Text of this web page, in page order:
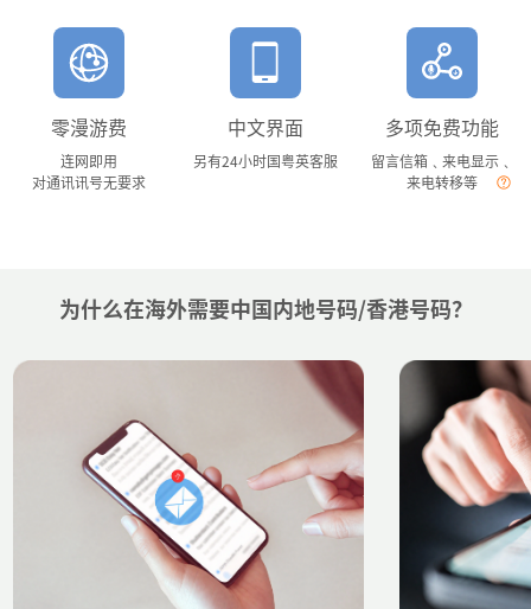
零漫游费
连网即用
对通讯讯号无要求
中文界面
另有24小时国粤英客服
多项免费功能
留言信箱﹑来电显示﹑
来电转移等
为什么在海外需要中国内地号码/香港号码？